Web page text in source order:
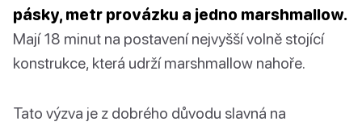
pásky, metr provázku a jedno marshmallow.
Mají 18 minut na postavení nejvyšší volně stojící
konstrukce, která udrží marshmallow nahoře.
Tato výzva je z dobrého důvodu slavná na